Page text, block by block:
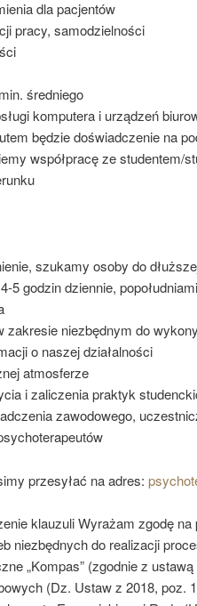
dla pacjentów
pracy, samodzielności
średniego
komputera i urządzeń
będzie doświadczenie na
współpracę ze studentem/
szukamy osoby do
5 godzin dziennie, popołudniami
zakresie niezbędnym do
o naszej działalności
atmosferze
i zaliczenia praktyk
zawodowego,
przesyłać na adres:
klauzuli Wyrażam zgodę
niezbędnych do realizacji
„Kompas” (zgodnie z
(Dz. Ustaw z 2018, poz.